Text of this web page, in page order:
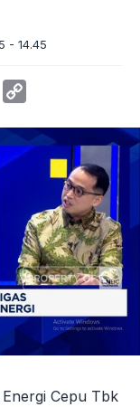
- 14.45
Telegram
Cepu Tbk